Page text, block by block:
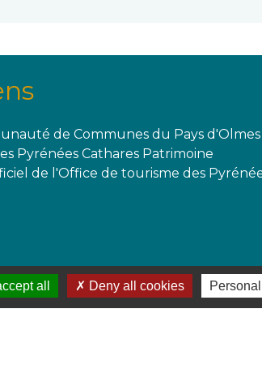
de Communes du Pays d'Olmes
Pyrénées Cathares Patrimoine
de l'Office de tourisme des
all Deny all cookies